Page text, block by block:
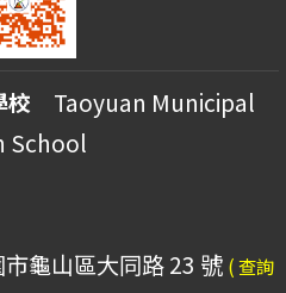
校 Taoyuan Municipal
School
龜山區大同路 23 號 ( 查詢